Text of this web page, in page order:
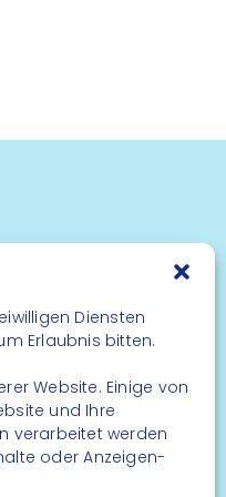
Diensten
Erlaubnis bitten.
Website. Einige von
und Ihre
verarbeitet werden
oder Anzeigen-